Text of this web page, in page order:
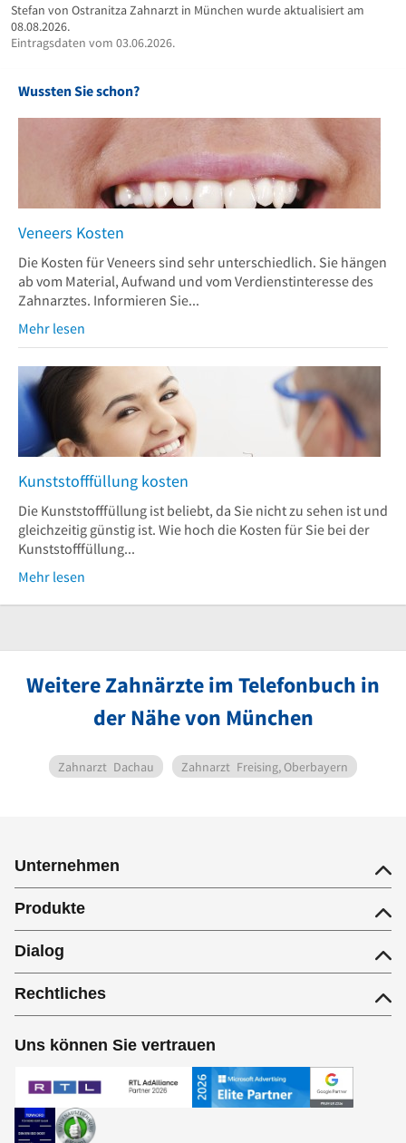
Stefan von Ostranitza Zahnarzt in München wurde aktualisiert am
08.08.2026.
Eintragsdaten vom 03.06.2026.
Wussten Sie schon?
Veneers Kosten
Die Kosten für Veneers sind sehr unterschiedlich. Sie hängen
ab vom Material, Aufwand und vom Verdienstinteresse des
Zahnarztes. Informieren Sie...
Mehr lesen
Kunststofffüllung kosten
Die Kunststofffüllung ist beliebt, da Sie nicht zu sehen ist und
gleichzeitig günstig ist. Wie hoch die Kosten für Sie bei der
Kunststofffüllung...
Mehr lesen
Weitere Zahnärzte im Telefonbuch in
der Nähe von München
Zahnarzt Dachau Zahnarzt Freising, Oberbayern
Unternehmen
Produkte
Dialog
Rechtliches
Uns können Sie vertrauen